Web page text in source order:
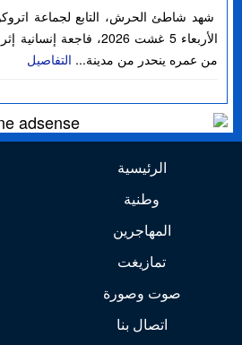
شهد شاطئ الحرش، التابع لجماعة
الأربعاء 5 غشت 2026،
من عمره ينحدر من مدينة... التفاصيل
الرئيسية
وطنية
المهاجرين
تمازيغت
صوت وصورة
اتصال بنا